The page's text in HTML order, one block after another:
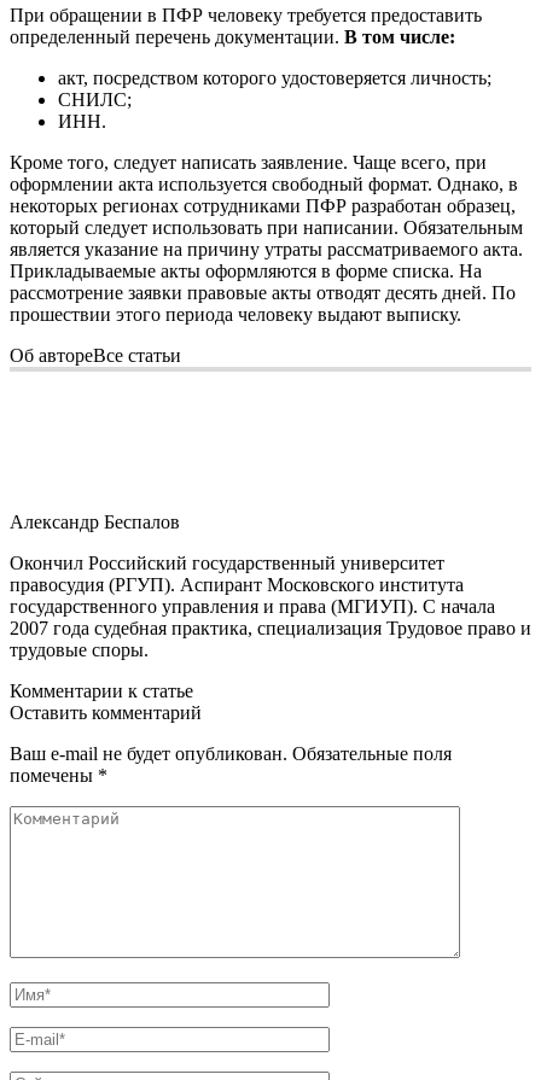
При обращении в ПФР человеку требуется предоставить
определенный перечень документации. В том числе:
акт, посредством которого удостоверяется личность;
СНИЛС;
ИНН.
Кроме того, следует написать заявление. Чаще всего, при
оформлении акта используется свободный формат. Однако, в
некоторых регионах сотрудниками ПФР разработан образец,
который следует использовать при написании. Обязательным
является указание на причину утраты рассматриваемого акта.
Прикладываемые акты оформляются в форме списка. На
рассмотрение заявки правовые акты отводят десять дней. По
прошествии этого периода человеку выдают выписку.
Об автореВсе статьи
Александр Беспалов
Окончил Российский государственный университет
правосудия (РГУП). Аспирант Московского института
государственного управления и права (МГИУП). С начала
2007 года судебная практика, специализация Трудовое право и
трудовые споры.
Комментарии к статье
Оставить комментарий
Ваш e-mail не будет опубликован. Обязательные поля
помечены *